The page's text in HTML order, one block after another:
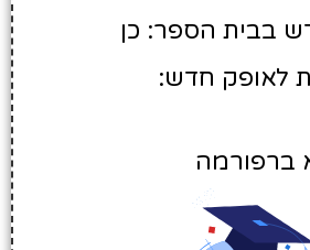
בבית הספר: כן
לאופק חדש:
ברפורמה